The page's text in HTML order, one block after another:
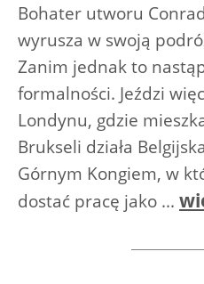
Bohater utworu
wyrusza w swoją
Zanim jednak to
formalności. Jeździ
Londynu, gdzie
Brukseli działa
Górnym Kongiem, w
dostać pracę jako ...